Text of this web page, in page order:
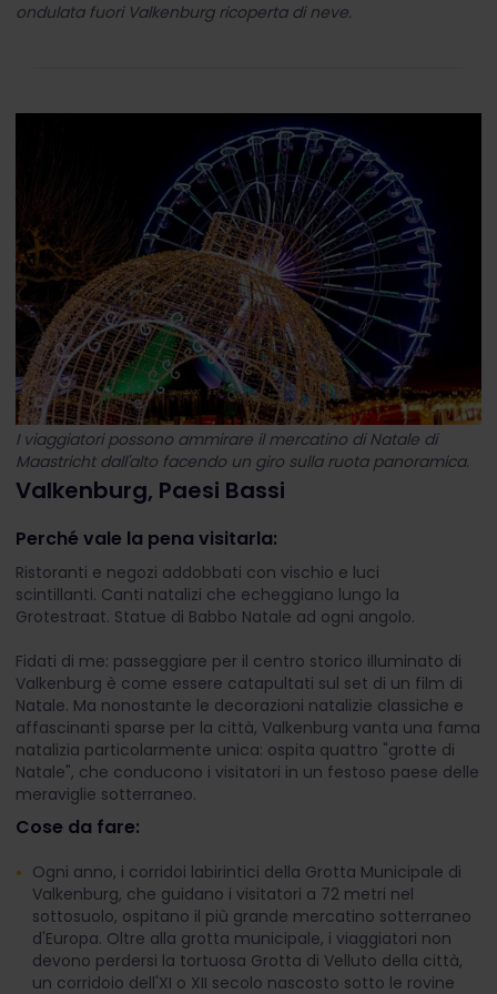
ondulata fuori Valkenburg ricoperta di neve.
I viaggiatori possono ammirare il mercatino di Natale di
Maastricht dall'alto facendo un giro sulla ruota panoramica.
Valkenburg, Paesi Bassi
Perché vale la pena visitarla:
Ristoranti e negozi addobbati con vischio e luci
scintillanti. Canti natalizi che echeggiano lungo la
Grotestraat. Statue di Babbo Natale ad ogni angolo.
Fidati di me: passeggiare per il centro storico illuminato di
Valkenburg è come essere catapultati sul set di un film di
Natale. Ma nonostante le decorazioni natalizie classiche e
affascinanti sparse per la città, Valkenburg vanta una fama
natalizia particolarmente unica: ospita quattro "grotte di
Natale", che conducono i visitatori in un festoso paese delle
meraviglie sotterraneo.
Cose da fare:
Ogni anno, i corridoi labirintici della Grotta Municipale di
Valkenburg, che guidano i visitatori a 72 metri nel
sottosuolo, ospitano il più grande mercatino sotterraneo
d'Europa. Oltre alla grotta municipale, i viaggiatori non
devono perdersi la tortuosa Grotta di Velluto della città,
un corridoio dell'XI o XII secolo nascosto sotto le rovine